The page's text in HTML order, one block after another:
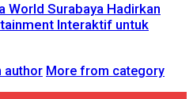
World Surabaya Hadirkan
Interaktif untuk
author More from category